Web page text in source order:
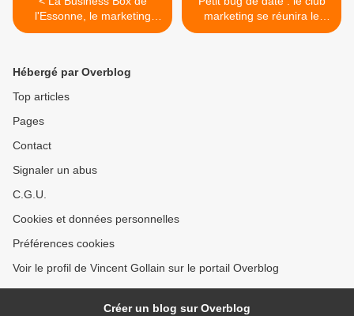
l'Essonne, le marketing
territorial par l'offre de
marketing se réunira le
jeudi 16 juin ! >
Hébergé par Overblog
Top articles
Pages
Contact
Signaler un abus
C.G.U.
Cookies et données personnelles
Préférences cookies
Voir le profil de Vincent Gollain sur le portail Overblog
Créer un blog sur Overblog